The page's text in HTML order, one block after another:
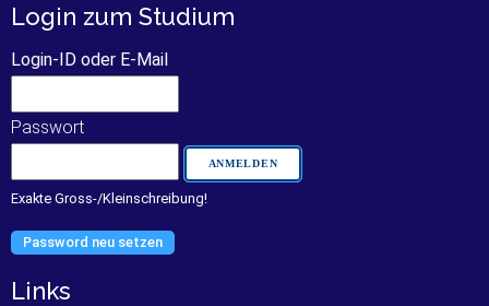
Login zum Studium
Login-ID oder E-Mail
Passwort
Exakte Gross-/Kleinschreibung!
Password neu setzen
Links